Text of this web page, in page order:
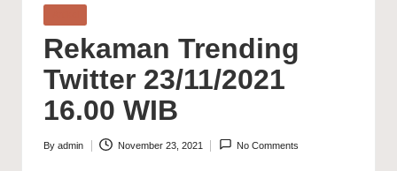
in
Rekaman Trending
Twitter 23/11/2021
16.00 WIB
Posted
By admin November 23, 2021 No Comments